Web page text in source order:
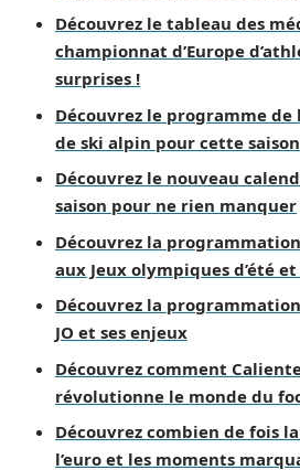
Découvrez le tableau des
championnat d’Europe
surprises !
Découvrez le programme de
de ski alpin pour cette saison
Découvrez le nouveau
saison pour ne rien manquer
Découvrez la
aux Jeux olympiques d’été
Découvrez la
JO et ses enjeux
Découvrez comment
révolutionne le monde du
Découvrez combien de fois
l’euro et les moments